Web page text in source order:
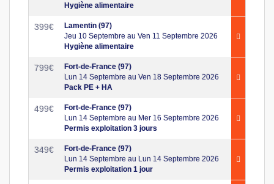
Hygiène alimentaire
399€
Lamentin (97)
Jeu 10 Septembre au Ven 11 Septembre 2026
Hygiène alimentaire
799€
Fort-de-France (97)
Lun 14 Septembre au Ven 18 Septembre 2026
Pack PE + HA
499€
Fort-de-France (97)
Lun 14 Septembre au Mer 16 Septembre 2026
Permis exploitation 3 jours
349€
Fort-de-France (97)
Lun 14 Septembre au Lun 14 Septembre 2026
Permis exploitation 1 jour